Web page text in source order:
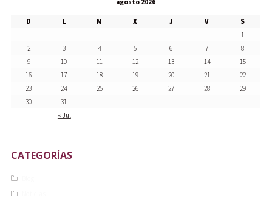
agosto 2026
D L M X J V S
« Jul
1
2
3 4 5 6 7
8
9
10 11 12 13 14
15
16
17 18 19 20 21
22
23
24 25 26 27 28
29
30
31
CATEGORÍAS